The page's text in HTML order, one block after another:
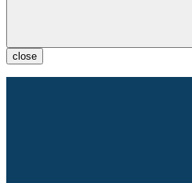
close